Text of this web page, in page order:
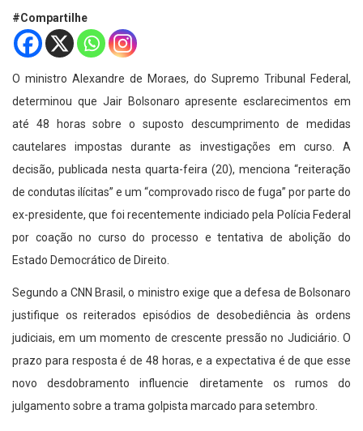
#Compartilhe
O ministro Alexandre de Moraes, do Supremo Tribunal Federal,
determinou que Jair Bolsonaro apresente esclarecimentos em
até 48 horas sobre o suposto descumprimento de medidas
cautelares impostas durante as investigações em curso. A
decisão, publicada nesta quarta-feira (20), menciona “reiteração
de condutas ilícitas” e um “comprovado risco de fuga” por parte do
ex-presidente, que foi recentemente indiciado pela Polícia Federal
por coação no curso do processo e tentativa de abolição do
Estado Democrático de Direito.
Segundo a CNN Brasil, o ministro exige que a defesa de Bolsonaro
justifique os reiterados episódios de desobediência às ordens
judiciais, em um momento de crescente pressão no Judiciário. O
prazo para resposta é de 48 horas, e a expectativa é de que esse
novo desdobramento influencie diretamente os rumos do
julgamento sobre a trama golpista marcado para setembro.